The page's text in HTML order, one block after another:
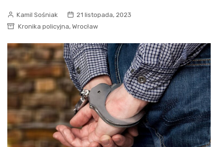
Kamil Sośniak
21 listopada, 2023
Kronika policyjna, Wrocław